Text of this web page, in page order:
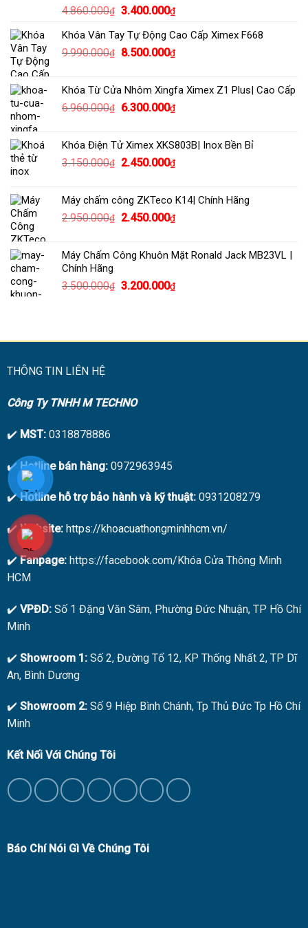
4.312.000₫.
4.860.000₫ Giá
là:
4.860.000₫.
3.400.000₫Giá
tại
là:
Khóa Vân Tay Tự Động Cao Cấp Ximex F668
9.990.000₫
Giá
9.990.000₫.
8.500.000₫Giá
là:
8.500.000₫.
Khóa Từ Cửa Nhôm Xingfa Ximex Z1 Plus| Cao Cấp
6.960.000₫
Giá
6.960.000₫.
6.300.000₫Giá
là:
6.300.000₫.
Khóa Điện Tử Ximex XKS803B| Inox Bền Bỉ
3.150.000₫
Giá
3.150.000₫.
2.450.000₫Giá
là:
2.450.000₫.
Máy chấm công ZKTeco K14| Chính Hãng
2.950.000₫
Giá
2.950.000₫.
2.450.000₫Giá
là:
Máy Chấm Công Khuôn Mặt Ronald Jack MB23VL |
Chính Hãng
3.500.000₫ Giá
3.200.000₫Giá
3.200.000₫.
THÔNG TIN LIÊN HỆ
Công Ty TNHH M TECHNO
✔️ MST:0318878886
✔️ Hotline bán hàng:0972963945
✔️Hotline hỗ trợ bảo hành và kỹ thuật:0931208279
✔️ Website: https://khoacuathongminhhcm.vn/
✔️Fanpage:https://facebook.com/Khóa Cửa Thông Minh
HCM
✔️ VPĐD: Số 1 Đặng Văn Sâm, Phường Đức Nhuận, TP Hồ Chí
Minh
✔️ Showroom 1:Số 2, Đường Tổ 12, KP Thống Nhất 2, TP Dĩ
An, Bình Dương
✔️ Showroom 2:Số 9 Hiệp Bình Chánh, Tp Thủ Đức Tp Hồ Chí
Minh
Kết Nối Với Chúng Tôi
Báo Chí Nói Gì Về Chúng Tôi